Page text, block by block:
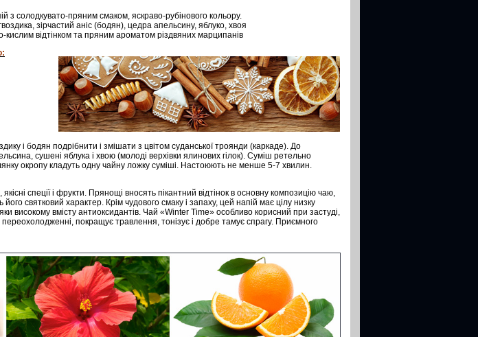
з солодкувато-пряним смаком, яскраво-рубінового кольору.
зірчастий аніс (бодян), цедра апельсину, яблуко, хвоя
відтінком та пряним ароматом різдвяних марципанів
і бодян подрібнити і змішати з цвітом суданської троянди (каркаде). До
сушені яблука і хвою (молоді верхівки ялинових гілок). Суміш ретельно
окропу кладуть одну чайну ложку суміші. Настоюють не менше 5-7 хвилин.
спеції і фрукти. Прянощі вносять пікантний відтінок в основну композицію чаю,
святковий характер. Крім чудового смаку і запаху, цей напій має цілу низку
високому вмісту антиоксидантів. Чай «Winter Time» особливо корисний при застуді,
переохолодженні, покращує травлення, тонізує і добре тамує спрагу. Приємного